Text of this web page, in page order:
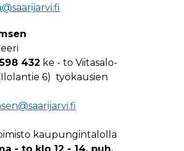
432 ke - to Viitasalo-
6) työkausien
kaupungintalolla